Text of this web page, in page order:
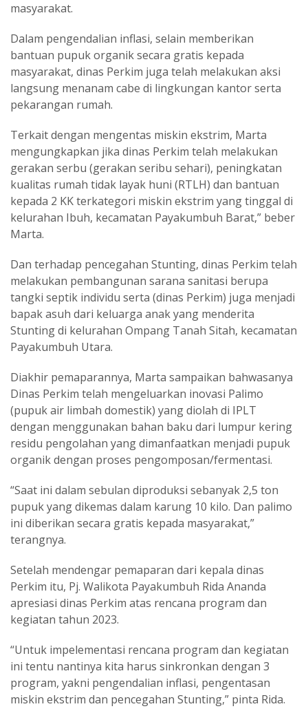
masyarakat.
Dalam pengendalian inflasi, selain memberikan
bantuan pupuk organik secara gratis kepada
masyarakat, dinas Perkim juga telah melakukan aksi
langsung menanam cabe di lingkungan kantor serta
pekarangan rumah.
Terkait dengan mengentas miskin ekstrim, Marta
mengungkapkan jika dinas Perkim telah melakukan
gerakan serbu (gerakan seribu sehari), peningkatan
kualitas rumah tidak layak huni (RTLH) dan bantuan
kepada 2 KK terkategori miskin ekstrim yang tinggal di
kelurahan Ibuh, kecamatan Payakumbuh Barat,” beber
Marta.
Dan terhadap pencegahan Stunting, dinas Perkim telah
melakukan pembangunan sarana sanitasi berupa
tangki septik individu serta (dinas Perkim) juga menjadi
bapak asuh dari keluarga anak yang menderita
Stunting di kelurahan Ompang Tanah Sitah, kecamatan
Payakumbuh Utara.
Diakhir pemaparannya, Marta sampaikan bahwasanya
Dinas Perkim telah mengeluarkan inovasi Palimo
(pupuk air limbah domestik) yang diolah di IPLT
dengan menggunakan bahan baku dari lumpur kering
residu pengolahan yang dimanfaatkan menjadi pupuk
organik dengan proses pengomposan/fermentasi.
“Saat ini dalam sebulan diproduksi sebanyak 2,5 ton
pupuk yang dikemas dalam karung 10 kilo. Dan palimo
ini diberikan secara gratis kepada masyarakat,”
terangnya.
Setelah mendengar pemaparan dari kepala dinas
Perkim itu, Pj. Walikota Payakumbuh Rida Ananda
apresiasi dinas Perkim atas rencana program dan
kegiatan tahun 2023.
“Untuk impelementasi rencana program dan kegiatan
ini tentu nantinya kita harus sinkronkan dengan 3
program, yakni pengendalian inflasi, pengentasan
miskin ekstrim dan pencegahan Stunting,” pinta Rida.